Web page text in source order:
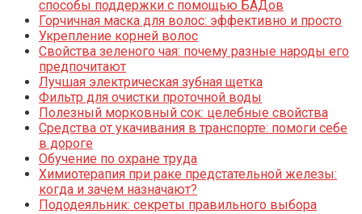
способы поддержки с помощью БАДов
Горчичная маска для волос: эффективно и просто
Укрепление корней волос
Свойства зеленого чая: почему разные народы его
предпочитают
Лучшая электрическая зубная щетка
Фильтр для очистки проточной воды
Полезный морковный сок: целебные свойства
Средства от укачивания в транспорте: помоги себе
в дороге
Обучение по охране труда
Химиотерапия при раке предстательной железы:
когда и зачем назначают?
Пододеяльник: секреты правильного выбора